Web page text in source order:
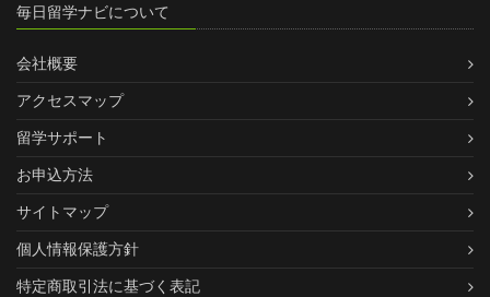
毎日留学ナビについて
会社概要
アクセスマップ
留学サポート
お申込方法
サイトマップ
個人情報保護方針
特定商取引法に基づく表記